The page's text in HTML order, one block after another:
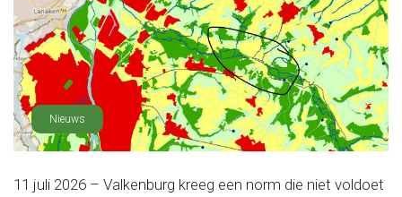
Nieuws
11 juli 2026 – Valkenburg kreeg een norm die niet voldoet